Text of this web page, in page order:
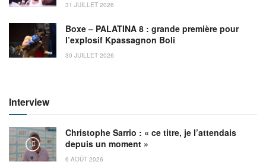
31 JUILLET 2026
Boxe – PALATINA 8 : grande première pour
l’explosif Kpassagnon Boli
30 JUILLET 2026
Interview
Christophe Sarrio : « ce titre, je l’attendais
depuis un moment »
6 AOÛT 2026